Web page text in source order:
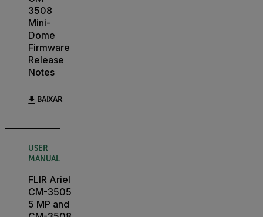
3508
Mini-
Dome
Firmware
Release
Notes
BAIXAR
USER
MANUAL
FLIR Ariel
CM-3505
5 MP and